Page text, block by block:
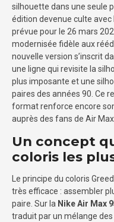
silhouette dans une seule
édition devenue culte avec
prévue pour le 26 mars
modernisée fidèle aux
nouvelle version s’inscrit
une ligne qui revisite la
plus imposante et une
paires des années 90. Ce
format renforce encore
auprès des fans de Air
Un concept
coloris les
Le principe du coloris
très efficace : assembler
paire. Sur la Nike Air Max
traduit par un mélange